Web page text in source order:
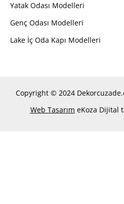
Yatak Odası Modelleri
Genç Odası Modelleri
Lake İç Oda Kapı Modelleri
Copyright © 2024
Web Tasarım eKoza Dijital